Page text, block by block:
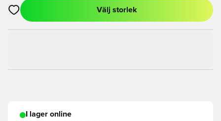
Öppnar en Modal för att logga in eller registrera dig som
Välj storlek
I lager online